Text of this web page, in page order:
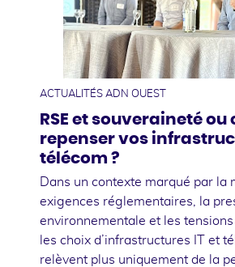
ACTUALITÉS ADN OUEST
RSE et souveraineté
repenser vos
télécom ?
Dans un contexte marqué par la
exigences réglementaires, la
environnementale et les tensions
les choix d’infrastructures IT et
relèvent plus uniquement de la